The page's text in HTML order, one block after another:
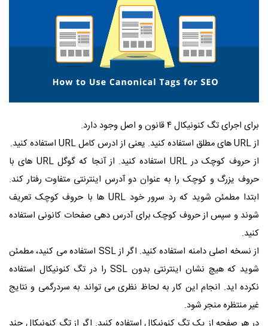
برای اجرای تگ کنونیکال ۴ قانون و اصل وجود دارد.
از URL های مطلق استفاده کنید. یعنی از ادرس کامل URL استفاده کنید.
از حروف کوچک در URL استفاده کنید. از آنجا که گوگل URL های با
حروف یزرگ و کوچک را به عنوان دو آدرس اینترنتی متفاوت رفتار کند.
ابتدا مطمئن شوید که رد سرور خود URL ها با حروف کوچک تعریف
شوند و سپس از حروف کوچک برای آدرس دهی صفحات کانونی استفاده
کنید.
از نسخه اصلی دامنه استفاده کنید. اگر از SSL استفاده می کنید، مطمئن
شوید که هیچ نشان اینترنتی بدون SSL را در تگ کنونیکال استفاده
نکرده اید. انجام این کار به لحاظ نظری می تواند به سردرگمی و نتایج
غیر منتظره منجر شود.